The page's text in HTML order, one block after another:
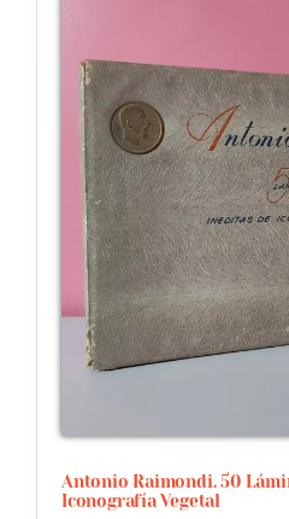
Antonio Raimondi. 50
Iconografía Vegetal